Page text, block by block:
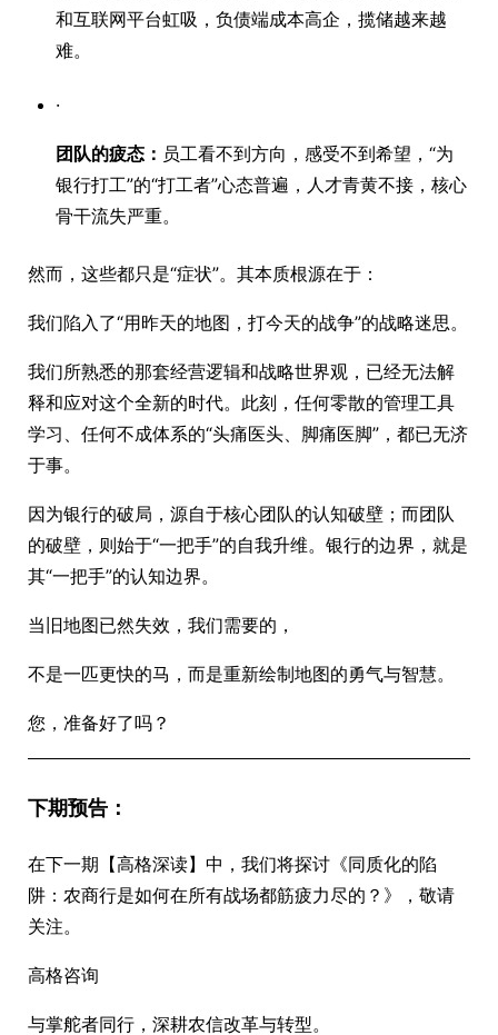
和互联网平台虹吸，负债端成本高企，揽储越来越
难。
·
团队的疲态： 员工看不到方向，感受不到希望，“为
银行打工”的“打工者”心态普遍，人才青黄不接，核心
骨干流失严重。
然而，这些都只是“症状”。其本质根源在于：
我们陷入了“用昨天的地图，打今天的战争”的战略迷思。
我们所熟悉的那套经营逻辑和战略世界观，已经无法解
释和应对这个全新的时代。此刻，任何零散的管理工具
学习、任何不成体系的“头痛医头、脚痛医脚”，都已无济
于事。
因为银行的破局，源自于核心团队的认知破壁；而团队
的破壁，则始于“一把手”的自我升维。银行的边界，就是
其“一把手”的认知边界。
当旧地图已然失效，我们需要的，
不是一匹更快的马，而是重新绘制地图的勇气与智慧。
您，准备好了吗？
下期预告：
在下一期【高格深读】中，我们将探讨《同质化的陷
阱：农商行是如何在所有战场都筋疲力尽的？》，敬请
关注。
高格咨询
与掌舵者同行，深耕农信改革与转型。